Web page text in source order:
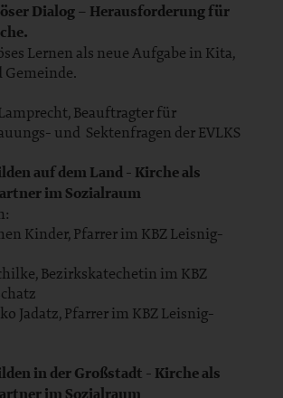
Dialog – Herausforderung für
Lernen als neue Aufgabe in Kita,
Gemeinde.
Beauftragter für
und Sektenfragen der EVLKS
auf dem Land - Kirche als
im Sozialraum
Kinder, Pfarrer im KBZ Leisnig-
Bezirkskatechetin im KBZ
Jadatz, Pfarrer im KBZ Leisnig-
in der Großstadt - Kirche als